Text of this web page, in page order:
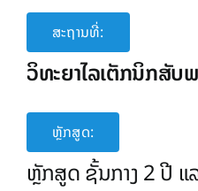
ສະຖານທີ່:
ວິທະຍາໄລເຕັກນິກສັບ
ຫຼັກສູດ:
ຫຼັກສູດ ຊັ້ນກາງ 2 ປີ ແ